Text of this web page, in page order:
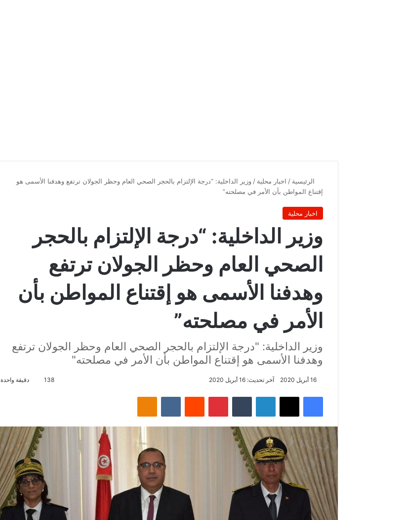
الرئيسية / اخبار محلية / وزير الداخلية: “درجة الإلتزام بالحجر الصحي العام وحظر الجولان ترتفع وهدفنا الأسمى هو
إقتناع المواطن بأن الأمر في مصلحته”
اخبار محلية
وزير الداخلية: “درجة الإلتزام بالحجر
الصحي العام وحظر الجولان ترتفع
وهدفنا الأسمى هو إقتناع المواطن بأن
الأمر في مصلحته”
وزير الداخلية: "درجة الإلتزام بالحجر الصحي العام وحظر الجولان ترتفع
وهدفنا الأسمى هو إقتناع المواطن بأن الأمر في مصلحته"
16 أبريل 2020 آخر تحديث: 16 أبريل 2020 138 دقيقة واحدة
فيسبوك لينكدإن بينتيريست